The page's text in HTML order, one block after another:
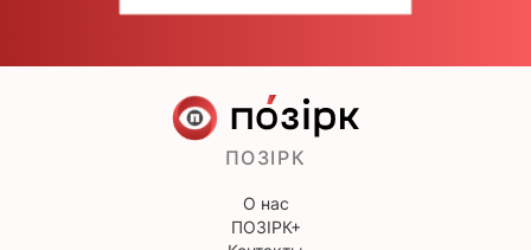
ПОЗІРК
О нас
ПОЗІРК+